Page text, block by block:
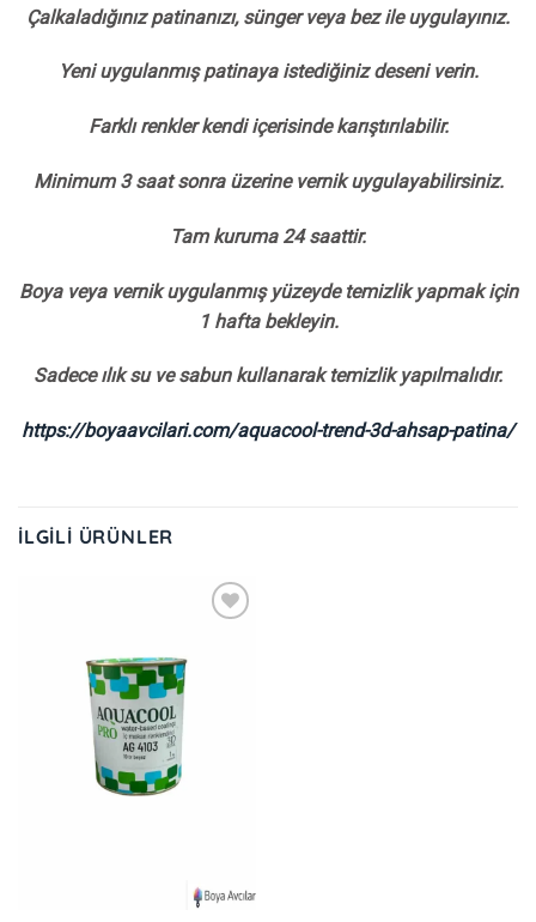
Çalkaladığınız patinanızı, sünger veya bez ile uygulayınız.
Yeni uygulanmış patinaya istediğiniz deseni verin.
Farklı renkler kendi içerisinde karıştırılabilir.
Minimum 3 saat sonra üzerine vernik uygulayabilirsiniz.
Tam kuruma 24 saattir.
Boya veya vernik uygulanmış yüzeyde temizlik yapmak için
1 hafta bekleyin.
Sadece ılık su ve sabun kullanarak temizlik yapılmalıdır.
https://boyaavcilari.com/aquacool-trend-3d-ahsap-patina/
İLGILI ÜRÜNLER